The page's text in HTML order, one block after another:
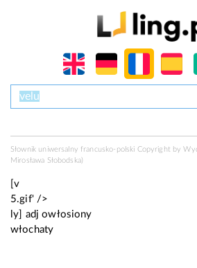
Słownik uniwersalny francusko-polski Copyright by
Mirosława Słobodska)
[v
5.gif' />
ly] adj owłosiony
włochaty